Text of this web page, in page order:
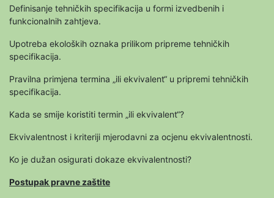
Definisanje tehničkih specifikacija u formi izvedbenih i
funkcionalnih zahtjeva.
Upotreba ekoloških oznaka prilikom pripreme tehničkih
specifikacija.
Pravilna primjena termina „ili ekvivalent“ u pripremi tehničkih
specifikacija.
Kada se smije koristiti termin „ili ekvivalent“?
Ekvivalentnost i kriteriji mjerodavni za ocjenu ekvivalentnosti.
Ko je dužan osigurati dokaze ekvivalentnosti?
Postupak pravne zaštite